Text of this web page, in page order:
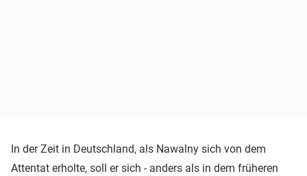
In der Zeit in Deutschland, als Nawalny sich von dem
Attentat erholte, soll er sich - anders als in dem früheren